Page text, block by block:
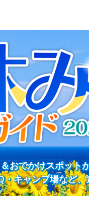
おでかけスポット
キャンプ場など